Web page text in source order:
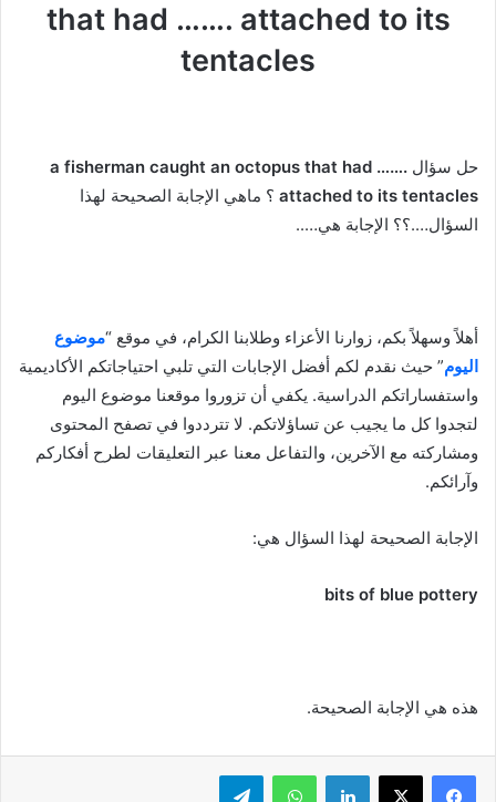
that had ……. attached to its
tentacles
حل سؤال a fisherman caught an octopus that had …….
attached to its tentacles ؟ ماهي الإجابة الصحيحة لهذا
السؤال….؟؟ الإجابة هي…..
أهلاً وسهلاً بكم، زوارنا الأعزاء وطلابنا الكرام، في موقع “موضوع
اليوم” حيث نقدم لكم أفضل الإجابات التي تلبي احتياجاتكم الأكاديمية
واستفساراتكم الدراسية. يكفي أن تزوروا موقعنا موضوع اليوم
لتجدوا كل ما يجيب عن تساؤلاتكم. لا تترددوا في تصفح المحتوى
ومشاركته مع الآخرين، والتفاعل معنا عبر التعليقات لطرح أفكاركم
وآرائكم.
الإجابة الصحيحة لهذا السؤال هي:
bits of blue pottery
هذه هي الإجابة الصحيحة.
لينكدإن واتساب تيلقرام